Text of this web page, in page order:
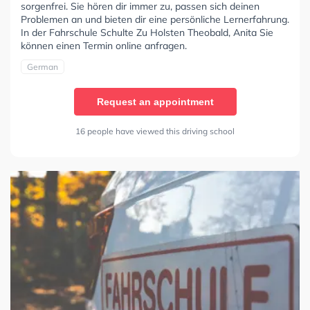
sorgenfrei. Sie hören dir immer zu, passen sich deinen
Problemen an und bieten dir eine persönliche Lernerfahrung.
In der Fahrschule Schulte Zu Holsten Theobald, Anita Sie
können einen Termin online anfragen.
German
Request an appointment
16 people have viewed this driving school